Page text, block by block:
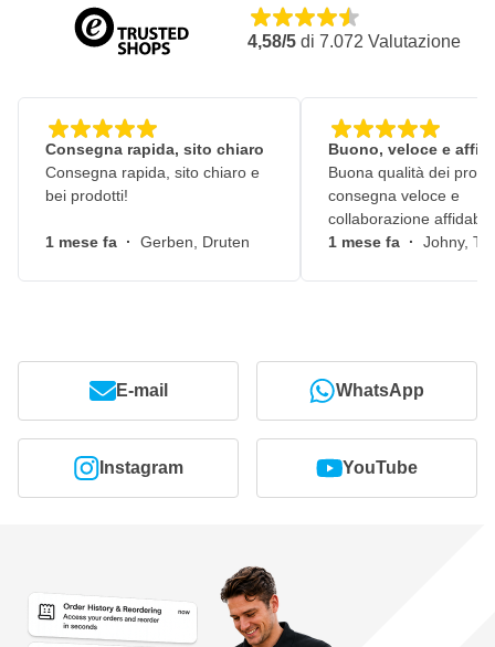
4,58/5 di 7.072 Valutazione
Consegna rapida, sito chiaro
Consegna rapida, sito chiaro e
bei prodotti!
1 mese fa · Gerben, Druten
Buono, veloce e
Buona qualità dei
consegna veloce e
collaborazione
1 mese fa · Johny,
E-mail WhatsApp
Instagram YouTube